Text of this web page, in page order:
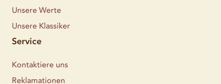
Unsere Werte
Unsere Klassiker
Service
Kontaktiere uns
Reklamationen